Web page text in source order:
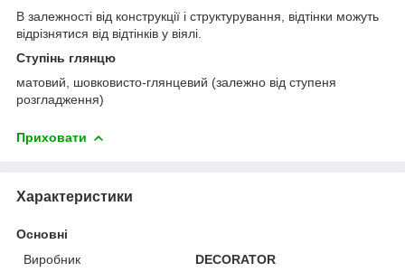
В залежності від конструкції і структурування, відтінки можуть
відрізнятися від відтінків у віялі.
Ступінь глянцю
матовий, шовковисто-глянцевий (залежно від ступеня
розгладження)
Приховати
Характеристики
Основні
Виробник
DECORATOR